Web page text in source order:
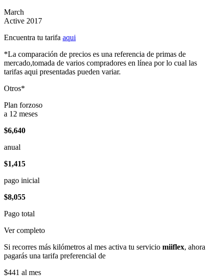
March
Active 2017
Encuentra tu tarifa aqui
*La comparación de precios es una referencia de primas de
mercado,tomada de varios compradores en línea por lo cual las
tarifas aqui presentadas pueden variar.
Otros*
Plan forzoso
a 12 meses
$6,640
anual
$1,415
pago inicial
$8,055
Pago total
Ver completo
Si recorres más kilómetros al mes activa tu servicio miiflex, ahora
pagarás una tarifa preferencial de
$441 al mes